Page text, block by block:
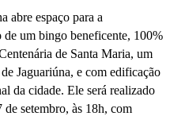
abre espaço para a
de um bingo beneficente, 100%
de Santa Maria, um
Jaguariúna, e com edificação
da cidade. Ele será realizado
setembro, às 18h, com